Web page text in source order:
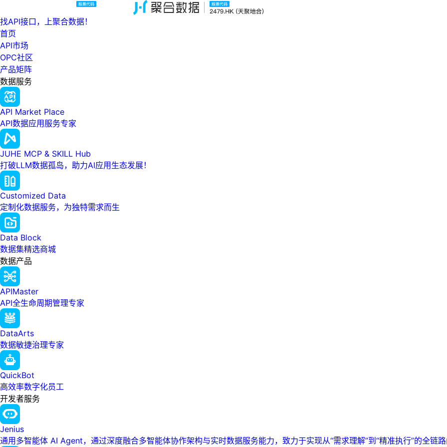
找API接口，上聚合数据！
首页
API市场
OPC社区
产品矩阵
数据服务
API Market Place
API数据应用服务专家
JUHE MCP & SKILL Hub
打破LLM数据孤岛，助力AI应用生态发展！
Customized Data
定制化数据服务，为独特需求而生
Data Block
数据集精选商城
数据产品
APIMaster
API全生命周期管理专家
DataArts
数据敏捷治理专家
QuickBot
高效率数字化员工
开发者服务
Jenius
通用多智能体 AI Agent，通过深度融合多智能体协作架构与实时数据服务能力，致力于实现从“需求理解”到“精准执行”的全链